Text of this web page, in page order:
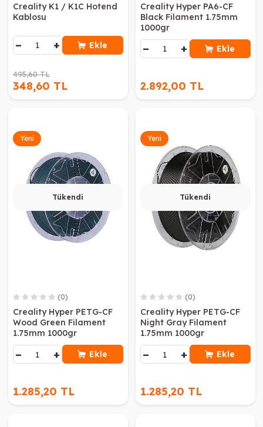
Creality K1 / K1C Hotend
Kablosu
− + Ekle
495,60 TL
348,60 TL
Creality Hyper PA6-CF
Black Filament 1.75mm
1000gr
− + Ekle
2.892,00 TL
Yeni
Tükendi
(0)
Creality Hyper PETG-CF
Wood Green Filament
1.75mm 1000gr
− + Ekle
1.285,20 TL
Yeni
Tükendi
(0)
Creality Hyper PETG-CF
Night Gray Filament
1.75mm 1000gr
− + Ekle
1.285,20 TL